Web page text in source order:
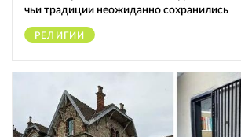
чьи традиции неожиданно сохранились
РЕЛИГИИ